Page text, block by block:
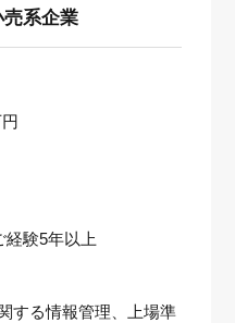
系企業
経験5年以上
する情報管理、上場準